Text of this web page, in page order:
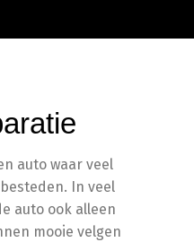
auto waar veel
In veel
auto ook alleen
mooie velgen